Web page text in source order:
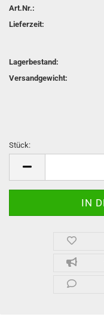
Art.Nr.:
Lieferzeit:
Lagerbestand:
Versandgewicht:
Stück: